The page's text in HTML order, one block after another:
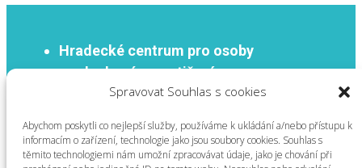
Spravovat Souhlas s cookies
Abychom poskytli co nejlepší služby, používáme k ukládání a/nebo přístupu k
informacím o zařízení, technologie jako jsou soubory cookies. Souhlas s
těmito technologiemi nám umožní zpracovávat údaje, jako je chování při
Hradecké centrum pro osoby
se sluchovým postižením o.p.s
Milady Horákové 504,
IČ:01994352DIČ:CZ01994352